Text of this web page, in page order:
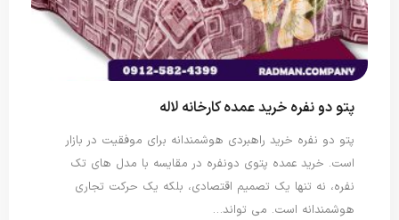
پتو دو نفره خرید عمده کارخانه لاله
پتو دو نفره خرید راهبردی هوشمندانه برای موفقیت در بازار
است. خرید عمده پتوی دونفره در مقایسه با مدل های تک
نفره، نه تنها یک تصمیم اقتصادی، بلکه یک حرکت تجاری
هوشمندانه است. می تواند…